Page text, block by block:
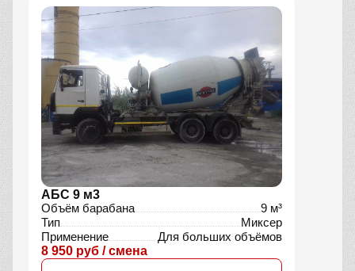
АБС 9 м3
Объём барабана
9 м³
Тип
Миксер
Применение
Для больших объёмов
8 950 руб / смена